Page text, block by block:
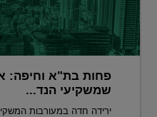
פחות בת"א וחיפה:
שמשקיעי הנד...
ירידה חדה במעורבות